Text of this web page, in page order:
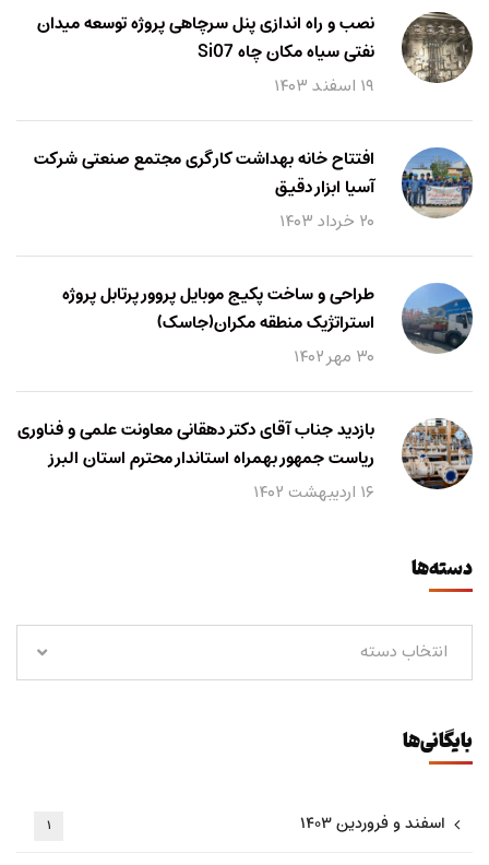
نصب و راه اندازی پنل سرچاهی پروژه توسعه میدان
نفتی سیاه مکان چاه Si07
۱۹ اسفند ۱۴۰۳
افتتاح خانه بهداشت کارگری مجتمع صنعتی شرکت
آسیا ابزار دقیق
۲۰ خرداد ۱۴۰۳
طراحی و ساخت پکیج موبایل پروور پرتابل پروژه
استراتژیک منطقه مکران(جاسک)
۳۰ مهر ۱۴۰۲
بازدید جناب آقای دکتر دهقانی معاونت علمی و فناوری
ریاست جمهور بهمراه استاندار محترم استان البرز
۱۶ اردیبهشت ۱۴۰۲
دسته‌ها
انتخاب دسته
بایگانی‌ها
اسفند و فروردین ۱۴۰۳ ۱